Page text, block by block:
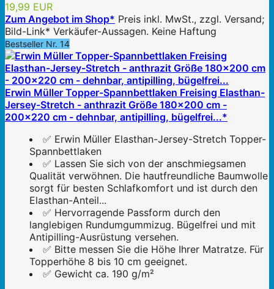
19,99 EUR
Zum Angebot im Shop* Preis inkl. MwSt., zzgl. Versand;
Bild-Link* Verkäufer-Aussagen. Keine Haftung
Bestseller Nr. 14
Erwin Müller Topper-Spannbettlaken Freising Elasthan-
Jersey-Stretch - anthrazit Größe 180x200 cm -
200x220 cm - dehnbar, antipilling, bügelfrei...*
✅ Erwin Müller Elasthan-Jersey-Stretch Topper-
Spannbettlaken
✅ Lassen Sie sich von der anschmiegsamen
Qualität verwöhnen. Die hautfreundliche Baumwolle
sorgt für besten Schlafkomfort und ist durch den
Elasthan-Anteil...
✅ Hervorragende Passform durch den
langlebigen Rundumgummizug. Bügelfrei und mit
Antipilling-Ausrüstung versehen.
✅ Bitte messen Sie die Höhe Ihrer Matratze. Für
Topperhöhe 8 bis 10 cm geeignet.
✅ Gewicht ca. 190 g/m²